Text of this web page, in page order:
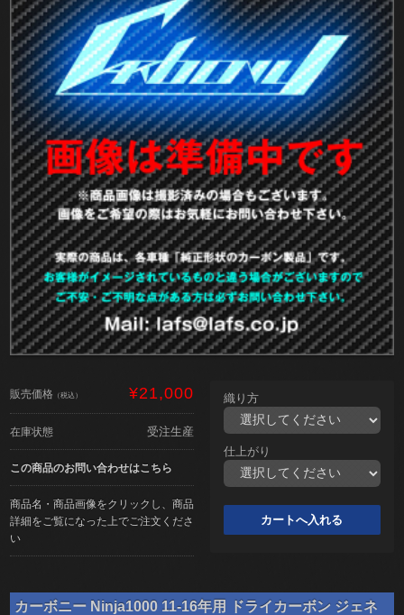
販売価格 （税込） ¥21,000
在庫状態 受注生産
この商品のお問い合わせはこちら
商品名・商品画像をクリックし、商品
詳細をご覧になった上でご注文くださ
い
織り方
仕上がり
カーボニー Ninja1000 11-16年用 ドライカーボン ジェネ